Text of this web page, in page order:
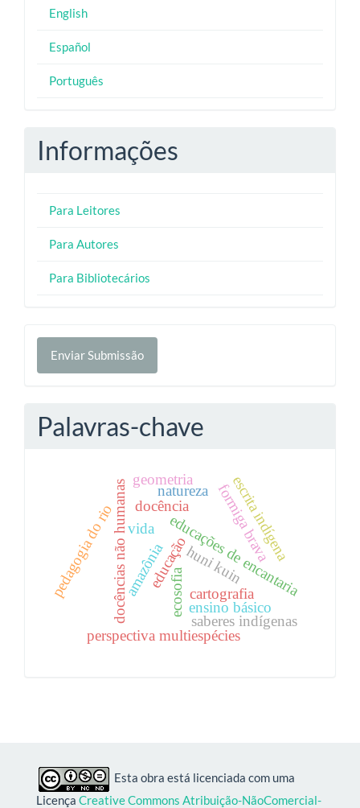
English
Español
Português
Informações
Para Leitores
Para Autores
Para Bibliotecários
Enviar
Submissão
Enviar Submissão
Palavras-chave
formiga brava
amazôniaeducações de encantaria
docências não humanas educação
perspectiva multiespécies
docência
vida
pedagogia do rio ecosofia cartografia
escrita indígena
huni kuin
natureza
ensino básico
saberes indígenas
geometria
Esta obra está licenciada com uma
Licença Creative Commons Atribuição-NãoComercial-